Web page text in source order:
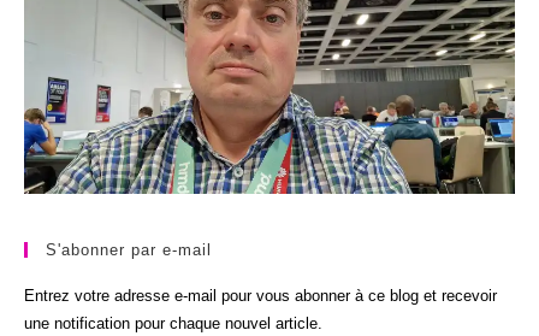
S'abonner par e-mail
Entrez votre adresse e-mail pour vous abonner à ce blog et recevoir
une notification pour chaque nouvel article.